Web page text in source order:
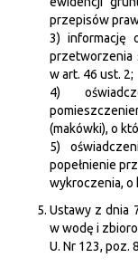
przepisów
3) informację
przetworzenia
w art. 46 ust. 2;
4)
(makówki), o
5)
popełnienie
wykroczenia, o
Ustawy z dnia
w wodę i
U. Nr 123, poz.